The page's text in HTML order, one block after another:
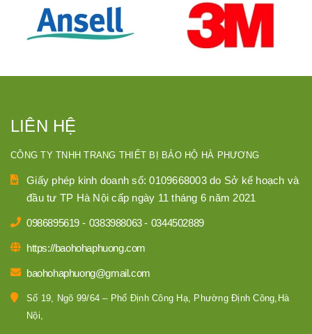
LIÊN HỆ
CÔNG TY TNHH TRANG THIẾT BỊ BẢO HỘ HÀ PHƯƠNG
Giấy phép kinh doanh số: 0109668003 do Sở kế hoạch và
đầu tư TP Hà Nội cấp ngày 11 tháng 6 năm 2021
0986895619 - 0383988063- 0344502889
https://baohohaphuong.com
baohohaphuong@gmail.com
Số 19, Ngõ 99/64 – Phố Định Công Hạ, Phường Định Công,Hà
Nội,